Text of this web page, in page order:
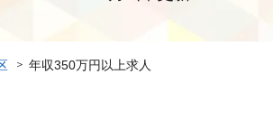
年収350万円以上求人